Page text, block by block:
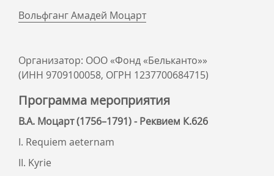
Вольфганг Амадей Моцарт
Организатор: ООО «Фонд «Бельканто»»
(ИНН 9709100058, ОГРН 1237700684715)
Программа мероприятия
В.А. Моцарт (1756–1791) - Реквием К.626
I. Requiem aeternam
II. Kyrie